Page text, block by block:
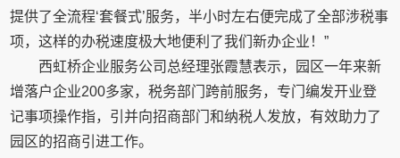
提供了全流程‘套餐式’服务，半小时左右便完成了全部涉税事
项，这样的办税速度极大地便利了我们新办企业！”
西虹桥企业服务公司总经理张霞慧表示，园区一年来新
增落户企业200多家，税务部门跨前服务，专门编发开业登
记事项操作指，引并向招商部门和纳税人发放，有效助力了
园区的招商引进工作。